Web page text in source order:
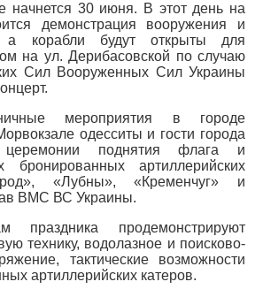
начнется 30 июня. В этот день на
демонстрация вооружения и
а корабли будут открыты для
на ул. Дерибасовской по случаю
Сил Вооруженных Сил Украины
мероприятия в городе
одесситы и гости города
церемонии поднятия флага и
бронированных артиллерийских
«Лубны», «Кременчуг» и
ВМС ВС Украины.
праздника продемонстрируют
технику, водолазное и поисково-
тактические возможности
артиллерийских катеров.